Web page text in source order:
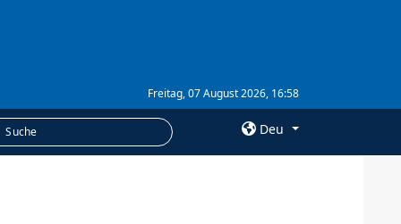
Freitag, 07 August 2026, 16:58
Deu